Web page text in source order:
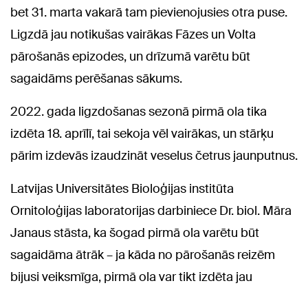
bet 31. marta vakarā tam pievienojusies otra puse.
Ligzdā jau notikušas vairākas Fāzes un Volta
pārošanās epizodes, un drīzumā varētu būt
sagaidāms perēšanas sākums.
2022. gada ligzdošanas sezonā pirmā ola tika
izdēta 18. aprīlī, tai sekoja vēl vairākas, un stārķu
pārim izdevās izaudzināt veselus četrus jaunputnus.
Latvijas Universitātes Bioloģijas institūta
Ornitoloģijas laboratorijas darbiniece Dr. biol. Māra
Janaus stāsta, ka šogad pirmā ola varētu būt
sagaidāma ātrāk – ja kāda no pārošanās reizēm
bijusi veiksmīga, pirmā ola var tikt izdēta jau